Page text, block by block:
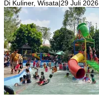
Di Kuliner, Wisata|29 Juli 2026